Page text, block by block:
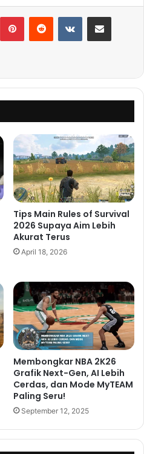
Tips Main Rules of Survival
2026 Supaya Aim Lebih
Akurat Terus
April 18, 2026
Membongkar NBA 2K26
Grafik Next-Gen, AI Lebih
Cerdas, dan Mode MyTEAM
Paling Seru!
September 12, 2025